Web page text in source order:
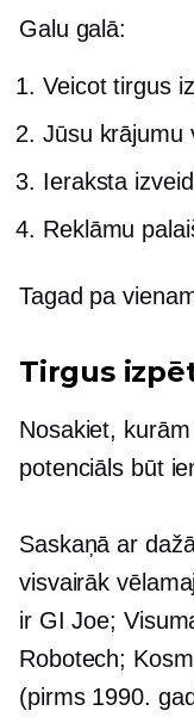
Galu galā:
Veicot tirgus
Jūsu krājumu
Ieraksta
Reklāmu
Tagad pa
Tirgus
Nosakiet,
potenciāls būt
Saskaņā ar
visvairāk
ir GI Joe;
Robotech;
(pirms 1990.